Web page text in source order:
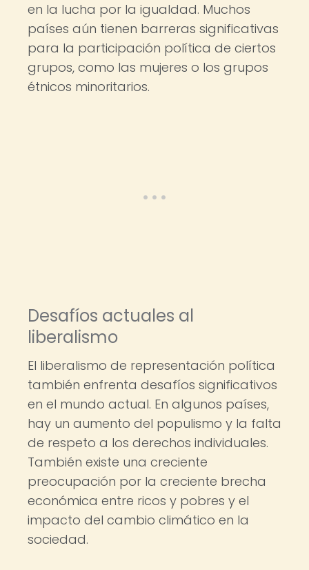
en la lucha por la igualdad. Muchos
países aún tienen barreras significativas
para la participación política de ciertos
grupos, como las mujeres o los grupos
étnicos minoritarios.
Desafíos actuales al
liberalismo
El liberalismo de representación política
también enfrenta desafíos significativos
en el mundo actual. En algunos países,
hay un aumento del populismo y la falta
de respeto a los derechos individuales.
También existe una creciente
preocupación por la creciente brecha
económica entre ricos y pobres y el
impacto del cambio climático en la
sociedad.